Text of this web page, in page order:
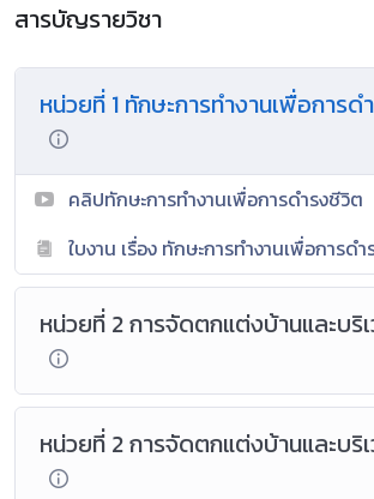
สารบัญรายวิชา
หน่วยที่ 1 ทักษะการทำงานเพื่อการด
คลิปทักษะการทำงานเพื่อการดำรงชีวิต
ใบงาน เรื่อง ทักษะการทำงานเพื่อการด
หน่วยที่ 2 การจัดตกแต่งบ้านและบริ
หน่วยที่ 2 การจัดตกแต่งบ้านและบริ